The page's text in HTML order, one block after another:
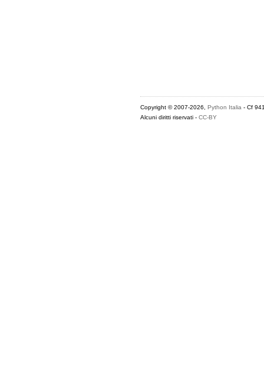
Copyright © 2007-2026, Python Italia - Cf
Alcuni diritti riservati - CC-BY